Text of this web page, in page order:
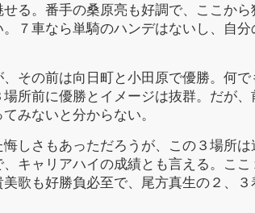
る。番手の桑原亮も好調で、ここから
７車なら単騎のハンデはないし、自分
その前は向日町と小田原で優勝。何で
所前に優勝とイメージは抜群。だが、
みないと分からない。
しさもあっただろうが、この３場所は
キャリアハイの成績とも言える。ここ
歌も好勝負必至で、尾方真生の２、３